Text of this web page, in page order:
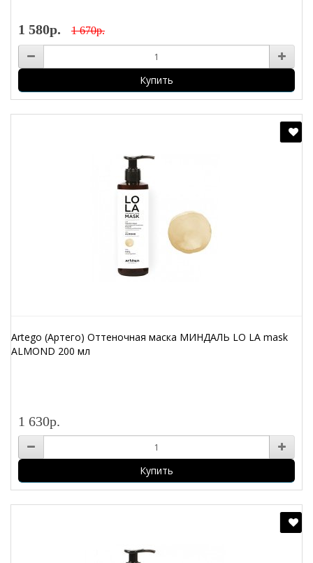
1 580р. 1 670р.
Купить
Artego (Артего) Оттеночная маска МИНДАЛЬ LO LA mask
ALMOND 200 мл
1 630р.
Купить